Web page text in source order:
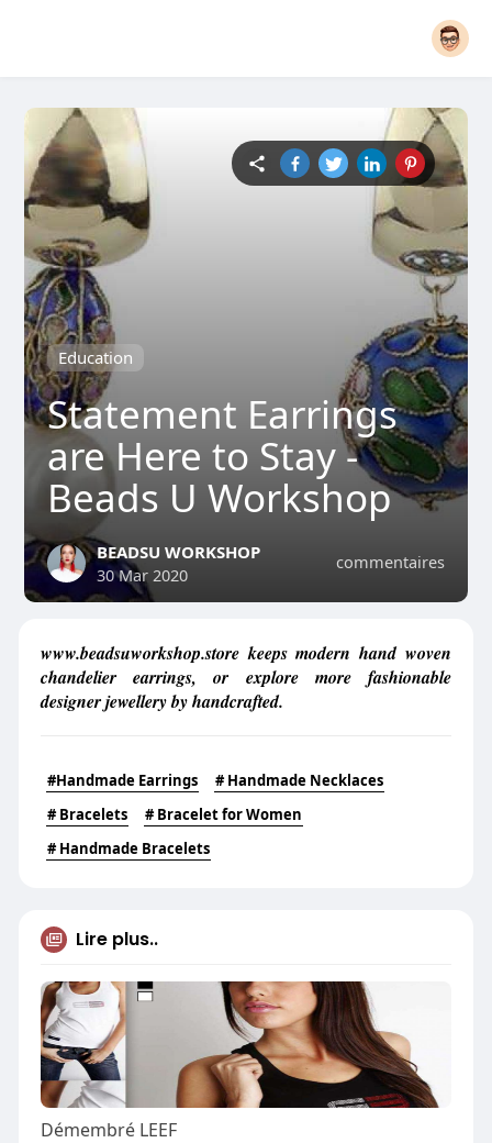
Education
Statement Earrings
are Here to Stay -
Beads U Workshop
commentaires
BEADSU WORKSHOP
30 Mar 2020
www.beadsuworkshop.store keeps modern hand woven
chandelier earrings, or explore more fashionable
designer jewellery by handcrafted.
#Handmade Earrings
# Handmade Necklaces
# Bracelets
# Bracelet for Women
# Handmade Bracelets
Lire plus..
Démembré LEEF